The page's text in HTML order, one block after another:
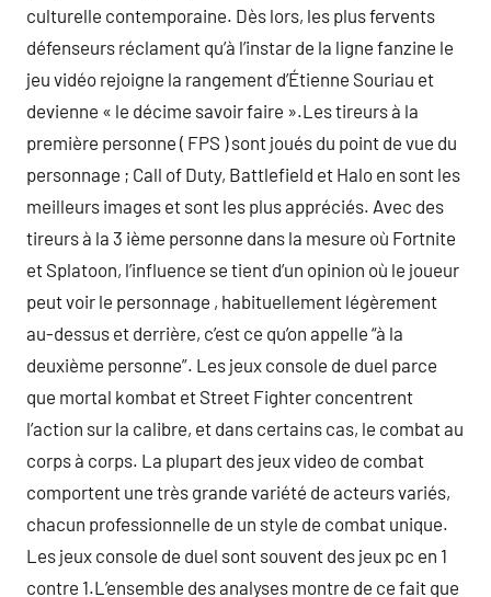
culturelle contemporaine. Dès lors, les plus fervents
défenseurs réclament qu’à l’instar de la ligne fanzine le
jeu vidéo rejoigne la rangement d’Étienne Souriau et
devienne « le décime savoir faire ».Les tireurs à la
première personne ( FPS ) sont joués du point de vue du
personnage ; Call of Duty, Battlefield et Halo en sont les
meilleurs images et sont les plus appréciés. Avec des
tireurs à la 3 ième personne dans la mesure où Fortnite
et Splatoon, l’influence se tient d’un opinion où le joueur
peut voir le personnage , habituellement légèrement
au-dessus et derrière, c’est ce qu’on appelle “à la
deuxième personne”. Les jeux console de duel parce
que mortal kombat et Street Fighter concentrent
l’action sur la calibre, et dans certains cas, le combat au
corps à corps. La plupart des jeux video de combat
comportent une très grande variété de acteurs variés,
chacun professionnelle de un style de combat unique.
Les jeux console de duel sont souvent des jeux pc en 1
contre 1.L’ensemble des analyses montre de ce fait que